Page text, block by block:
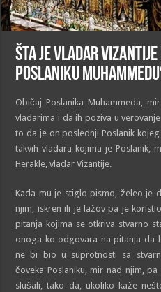
Šta je vladar
poslaniku
Običaj Poslanika Muhammeda,
vladarima i da ih poziva u
to da je on poslednji Poslanik
takvih vladara kojima je Poslanik,
Herakle, vladar Vizantije.
Kada mu je stiglo pismo, želeo je
njim, iskren ili je lažov pa je
pitanja kojima se otkriva stvarno
onoga ko odgovara na pitanja da
ne bi bio u suprotnosti sa
čoveka Poslaniku, mir nad njim,
slušali, tako da, ukoliko kaže